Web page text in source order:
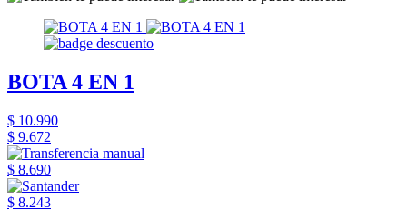
BOTA 4 EN 1
$ 10.990
$ 9.672
$ 8.690
$ 8.243